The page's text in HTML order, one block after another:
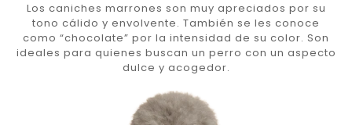
Los caniches marrones son muy apreciados por su
tono cálido y envolvente. También se les conoce
como “chocolate” por la intensidad de su color. Son
ideales para quienes buscan un perro con un aspecto
dulce y acogedor.